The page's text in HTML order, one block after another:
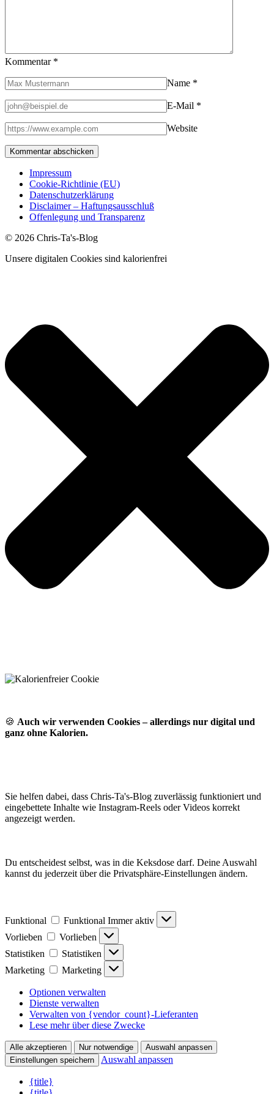
Kommentar *
Name *
E-Mail *
Website
Impressum
Cookie-Richtlinie (EU)
Datenschutzerklärung
Disclaimer – Haftungsausschluß
Offenlegung und Transparenz
© 2026 Chris-Ta's-Blog
Unsere digitalen Cookies sind kalorienfrei
🍪 Auch wir verwenden Cookies – allerdings nur digital und
ganz ohne Kalorien.
Sie helfen dabei, dass Chris-Ta's-Blog zuverlässig funktioniert und
eingebettete Inhalte wie Instagram-Reels oder Videos korrekt
angezeigt werden.
Du entscheidest selbst, was in die Keksdose darf. Deine Auswahl
kannst du jederzeit über die Privatsphäre-Einstellungen ändern.
Funktional Funktional Immer aktiv
Vorlieben
Vorlieben
Statistiken
Statistiken
Marketing
Marketing
Optionen verwalten
Dienste verwalten
Verwalten von {vendor_count}-Lieferanten
Lese mehr über diese Zwecke
Alle akzeptieren Nur notwendige
Auswahl anpassen
Einstellungen speichern
Auswahl anpassen
{title}